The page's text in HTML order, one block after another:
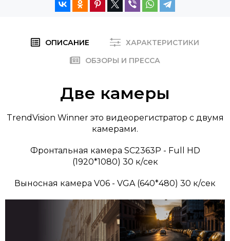
ОПИСАНИЕ
ХАРАКТЕРИСТИКИ
ОБЗОРЫ И ПРЕССА
Две камеры
TrendVision Winner это видеорегистратор с двумя
камерами.
Фронтальная камера SC2363P - Full HD
(1920*1080) 30 к/сек
Выносная камера V06 - VGA (640*480) 30 к/сек